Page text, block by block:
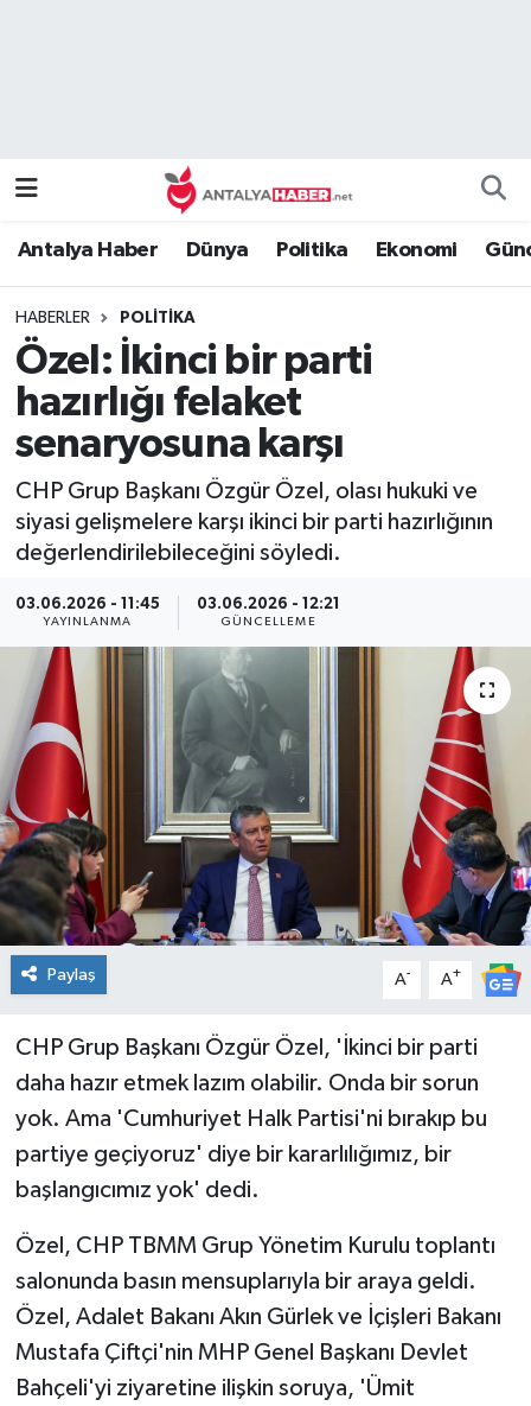
Antalya Haber Dünya Politika Ekonomi
HABERLER POLITIKA
Özel: İkinci bir parti
hazırlığı felaket
senaryosuna karşı
CHP Grup Başkanı Özgür Özel, olası hukuki ve
siyasi gelişmelere karşı ikinci bir parti hazırlığının
değerlendirilebileceğini söyledi.
03.06.2026 - 11:45
YAYINLANMA
03.06.2026 - 12:21
GÜNCELLEME
Paylaş A- A+
CHP Grup Başkanı Özgür Özel, 'İkinci bir parti
daha hazır etmek lazım olabilir. Onda bir sorun
yok. Ama 'Cumhuriyet Halk Partisi'ni bırakıp bu
partiye geçiyoruz' diye bir kararlılığımız, bir
başlangıcımız yok' dedi.
Özel, CHP TBMM Grup Yönetim Kurulu toplantı
salonunda basın mensuplarıyla bir araya geldi.
Özel, Adalet Bakanı Akın Gürlek ve İçişleri Bakanı
Mustafa Çiftçi'nin MHP Genel Başkanı Devlet
Bahçeli'yi ziyaretine ilişkin soruya, 'Ümit
Ekonomi
Genel
Güncel
Güvenlik
Medya
Politika
Sağlık
Spor
Turizm
Yaşam
Namaz Vakitleri
Süper Lig Puan Durumu ve Fikstür
Tüm Manşetler
Son Dakika Haberleri
Haber Arşivi